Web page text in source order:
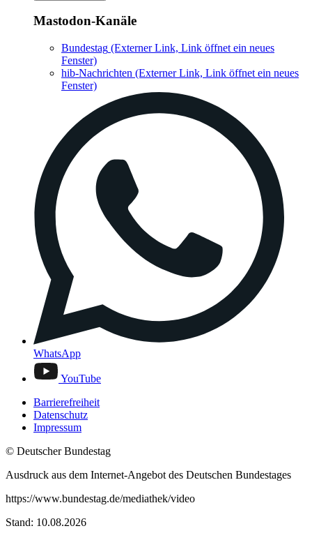
Mastodon-Kanäle
Bundestag (Externer Link, Link öffnet ein neues
Fenster)
hib-Nachrichten (Externer Link, Link öffnet ein neues
Fenster)
WhatsApp
YouTube
Barrierefreiheit
Datenschutz
Impressum
© Deutscher Bundestag
Ausdruck aus dem Internet-Angebot des Deutschen Bundestages
https://www.bundestag.de/mediathek/video
Stand: 10.08.2026